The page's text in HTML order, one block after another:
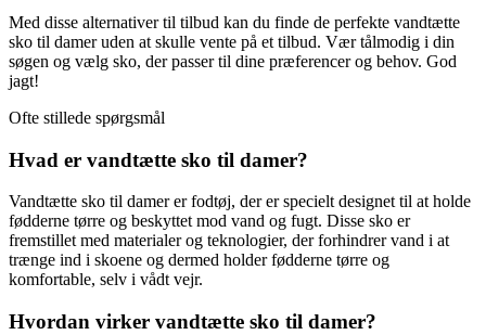
Med disse alternativer til tilbud kan du finde de perfekte vandtætte
sko til damer uden at skulle vente på et tilbud. Vær tålmodig i din
søgen og vælg sko, der passer til dine præferencer og behov. God
jagt!
Ofte stillede spørgsmål
Hvad er vandtætte sko til damer?
Vandtætte sko til damer er fodtøj, der er specielt designet til at holde
fødderne tørre og beskyttet mod vand og fugt. Disse sko er
fremstillet med materialer og teknologier, der forhindrer vand i at
trænge ind i skoene og dermed holder fødderne tørre og
komfortable, selv i vådt vejr.
Hvordan virker vandtætte sko til damer?